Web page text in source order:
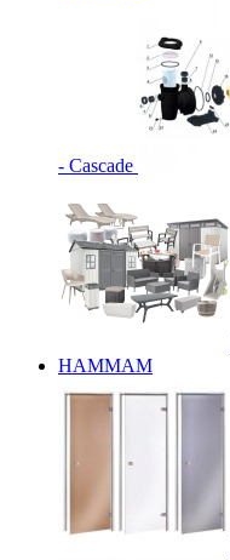
- Cascade
HAMMAM